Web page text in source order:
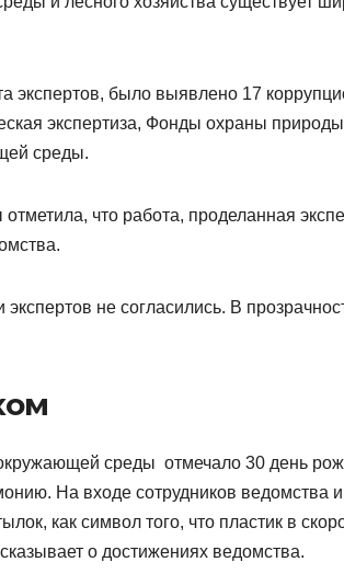
экспертов, было выявлено 17
экспертиза, Фонды охраны
среды.
что работа, проделанная
экспертов не согласились. В
среды отмечало 30 день
На входе сотрудников ведомства и
как символ того, что пластик в
о достижениях ведомства.